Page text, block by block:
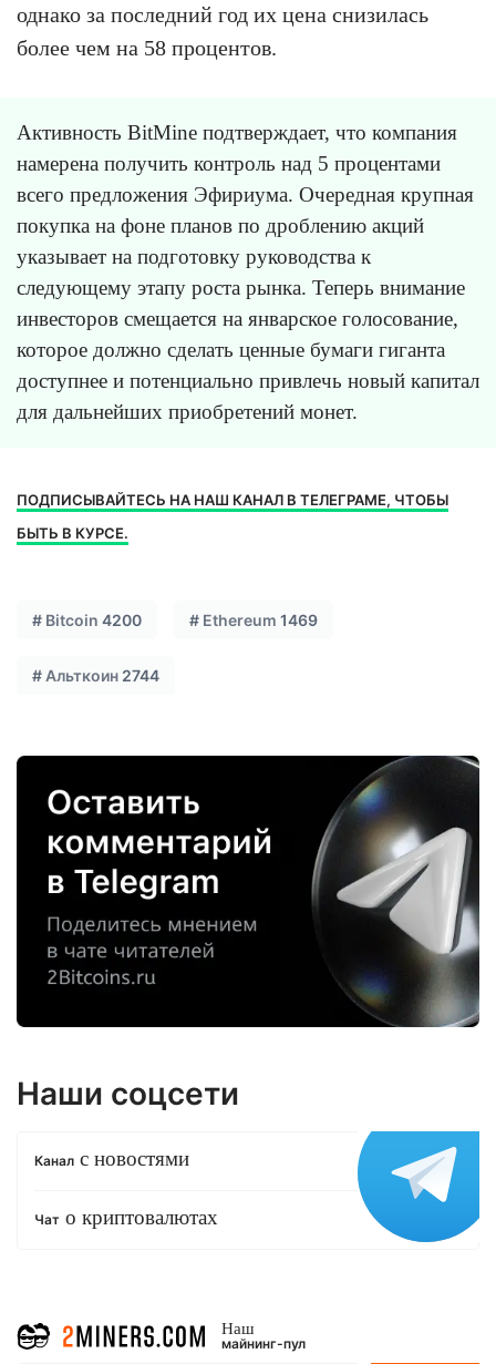
однако за последний год их цена снизилась
более чем на 58 процентов.
Активность BitMine подтверждает, что компания
намерена получить контроль над 5 процентами
всего предложения Эфириума. Очередная крупная
покупка на фоне планов по дроблению акций
указывает на подготовку руководства к
следующему этапу роста рынка. Теперь внимание
инвесторов смещается на январское голосование,
которое должно сделать ценные бумаги гиганта
доступнее и потенциально привлечь новый капитал
для дальнейших приобретений монет.
ПОДПИСЫВАЙТЕСЬ НА НАШ КАНАЛ В ТЕЛЕГРАМЕ, ЧТОБЫ
БЫТЬ В КУРСЕ.
# Bitcoin 4200 # Ethereum 1469
# Альткоин 2744
Наши соцсети
Канал с новостями
Чат о криптовалютах
Наш
майнинг-пул